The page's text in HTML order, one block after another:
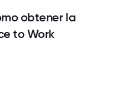
obtener la
to Work